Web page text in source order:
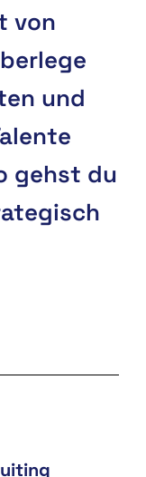
von
und
gehst du